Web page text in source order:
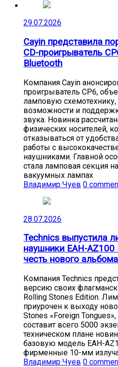
29.07.2026
Cayin представила
CD-проигрыватель
Bluetooth
Компания Cayin
проигрыватель CP6,
ламповую
возможности и
звука. Новинка
физических носителей,
отказываться от
работы с
наушниками. Главной
стала ламповая секция
вакуумных лампах
Владимир Чуев 0
28.07.2026
Technics выпустила
наушники EAH-AZ100
честь нового
Компания Technics
версию своих
Rolling Stones Edition.
приурочен к выходу
Stones «Foreign
составит всего 5000
техническом плане
базовую модель EAH-
фирменные 10-мм
Владимир Чуев 0